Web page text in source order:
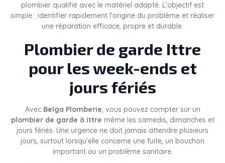
plombier qualifié avec le matériel adapté. L’objectif est
simple : identifier rapidement l’origine du problème et réaliser
une réparation efficace, propre et durable.
Plombier de garde Ittre
pour les week-ends et
jours fériés
Avec Belga Plomberie, vous pouvez compter sur un
plombier de garde à Ittre même les samedis, dimanches et
jours fériés. Une urgence ne doit jamais attendre plusieurs
jours, surtout lorsqu’elle concerne une fuite, un bouchon
important ou un problème sanitaire.